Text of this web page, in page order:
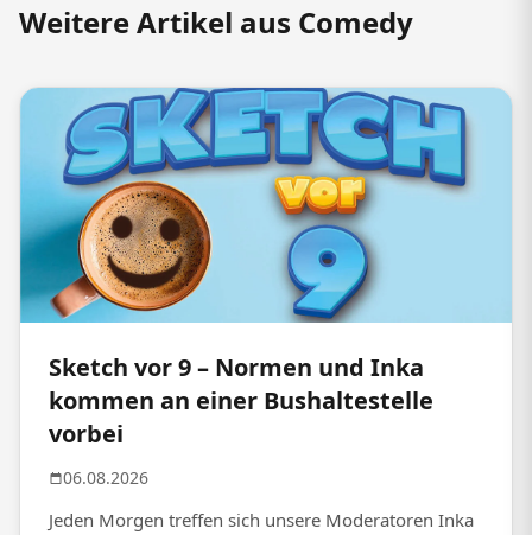
Weitere Artikel aus Comedy
Sketch vor 9 – Normen und Inka
kommen an einer Bushaltestelle
vorbei
06.08.2026
Jeden Morgen treffen sich unsere Moderatoren Inka